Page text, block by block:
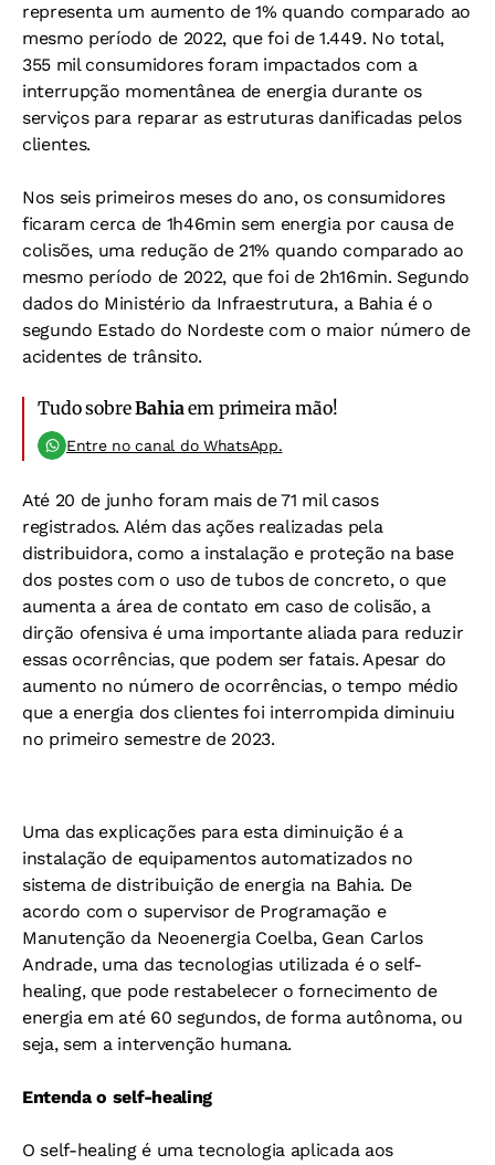
representa um aumento de 1% quando comparado ao
mesmo período de 2022, que foi de 1.449. No total,
355 mil consumidores foram impactados com a
interrupção momentânea de energia durante os
serviços para reparar as estruturas danificadas pelos
clientes.
Nos seis primeiros meses do ano, os consumidores
ficaram cerca de 1h46min sem energia por causa de
colisões, uma redução de 21% quando comparado ao
mesmo período de 2022, que foi de 2h16min. Segundo
dados do Ministério da Infraestrutura, a Bahia é o
segundo Estado do Nordeste com o maior número de
acidentes de trânsito.
Tudo sobreBahiaem primeira mão!
Entre no canal do WhatsApp.
Até 20 de junho foram mais de 71 mil casos
registrados. Além das ações realizadas pela
distribuidora, como a instalação e proteção na base
dos postes com o uso de tubos de concreto, o que
aumenta a área de contato em caso de colisão, a
dirção ofensiva é uma importante aliada para reduzir
essas ocorrências, que podem ser fatais. Apesar do
aumento no número de ocorrências, o tempo médio
que a energia dos clientes foi interrompida diminuiu
no primeiro semestre de 2023.
Uma das explicações para esta diminuição é a
instalação de equipamentos automatizados no
sistema de distribuição de energia na Bahia. De
acordo com o supervisor de Programação e
Manutenção da Neoenergia Coelba, Gean Carlos
Andrade, uma das tecnologias utilizada é o self-
healing, que pode restabelecer o fornecimento de
energia em até 60 segundos, de forma autônoma, ou
seja, sem a intervenção humana.
Entenda o self-healing
O self-healing é uma tecnologia aplicada aos